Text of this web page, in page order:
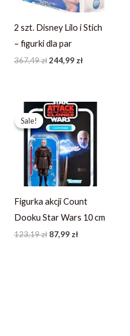
2 szt. Disney Lilo i Stich
– figurki dla par
367,49zł 244,99zł
Sale!
Sale!
Figurka akcji Count
Dooku Star Wars 10 cm
123,19zł
Pierwotna
cena
wynosiła:
123,19 zł.
87,99zł
Aktualna
cena
87,99 zł.